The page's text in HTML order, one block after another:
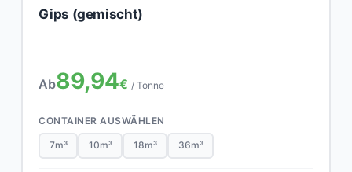
Gips (gemischt)
Ab89,94€ / Tonne
CONTAINER AUSWÄHLEN
7m³ 10m³ 18m³ 36m³